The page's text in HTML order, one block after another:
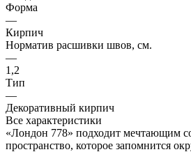
Форма
—
Кирпич
Норматив расшивки швов, см.
—
1,2
Тип
—
Декоративный кирпич
Все характеристики
«Лондон 778» подходит мечтающим
пространство, которое запомнится